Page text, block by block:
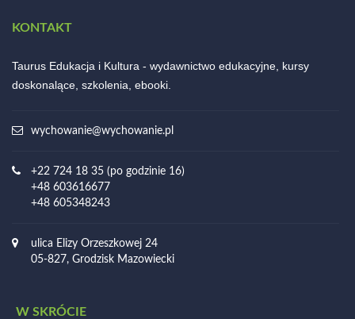
KONTAKT
Taurus Edukacja i Kultura - wydawnictwo edukacyjne, kursy
doskonalące, szkolenia, ebooki.
wychowanie@wychowanie.pl
+22 724 18 35 (po godzinie 16)
+48 603616677
+48 605348243
ulica Elizy Orzeszkowej 24
05-827, Grodzisk Mazowiecki
W SKRÓCIE